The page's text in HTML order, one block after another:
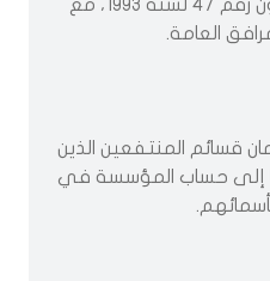
وتوزيعها وفقا لأحكام القانون رقم 47 لسنة 1993، مع
العامة.
قسائم المنتفعين الذين
إلى حساب المؤسسة في